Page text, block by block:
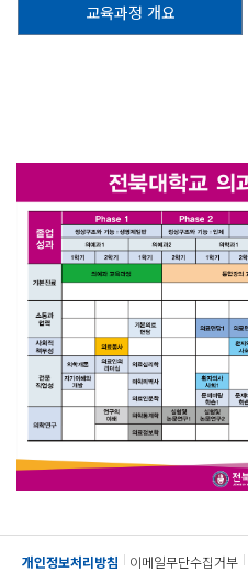
교육과정 개요
개인정보처리방침 이메일무단수집거부